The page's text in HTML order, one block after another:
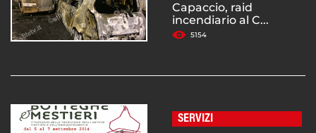
Capaccio, raid
incendiario al C...
5154
SERVIZI